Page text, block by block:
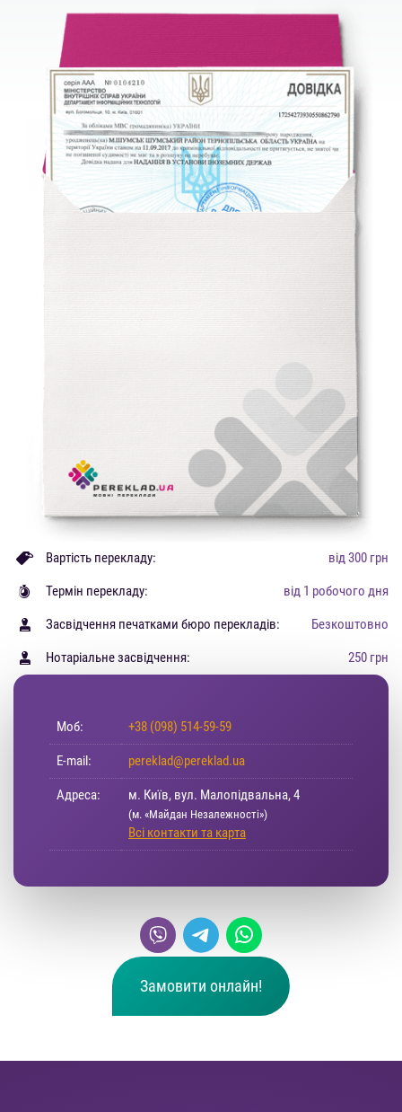
Вартість перекладу: від 300 грн
Термін перекладу: від 1 робочого дня
Засвідчення печатками бюро перекладів: Безкоштовно
Нотаріальне засвідчення: 250 грн
Моб: +38 (098) 514-59-59
E-mail: pereklad@pereklad.ua
Адреса: м. Київ, вул. Малопідвальна, 4
(м. «Майдан Незалежності»)
Всі контакти та карта
Замовити онлайн!